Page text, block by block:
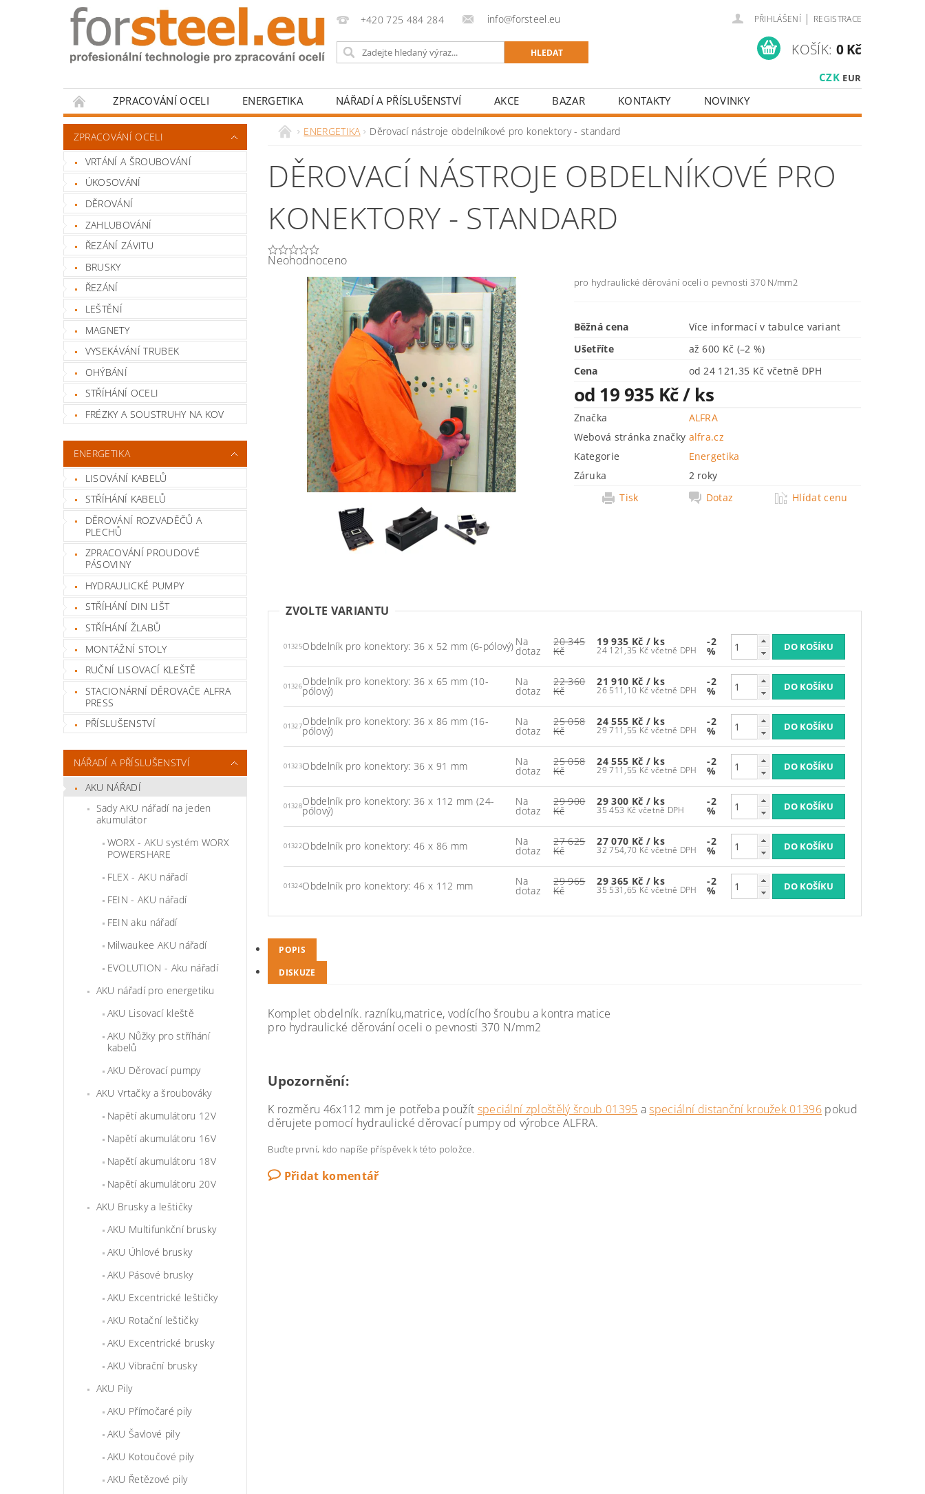
+420 725 484 284 info@forsteel.eu PŘIHLÁŠENÍ | REGISTRACE
CZK EUR
KOŠÍK: 0 Kč
ZPRACOVÁNÍ OCELI ENERGETIKA NÁŘADÍ A PŘÍSLUŠENSTVÍ AKCE BAZAR KONTAKTY
NOVINKY
HODNOCENÍ OBCHODU
ZPRACOVÁNÍ OCELI
VRTÁNÍ A ŠROUBOVÁNÍ
ÚKOSOVÁNÍ
DĚROVÁNÍ
ZAHLUBOVÁNÍ
ŘEZÁNÍ ZÁVITU
BRUSKY
ŘEZÁNÍ
LEŠTĚNÍ
MAGNETY
VYSEKÁVÁNÍ TRUBEK
OHÝBÁNÍ
STŘÍHÁNÍ OCELI
FRÉZKY A SOUSTRUHY NA KOV
ENERGETIKA
LISOVÁNÍ KABELŮ
STŘÍHÁNÍ KABELŮ
DĚROVÁNÍ ROZVADĚČŮ A
PLECHŮ
ZPRACOVÁNÍ PROUDOVÉ
PÁSOVINY
HYDRAULICKÉ PUMPY
STŘÍHÁNÍ DIN LIŠT
STŘÍHÁNÍ ŽLABŮ
MONTÁŽNÍ STOLY
RUČNÍ LISOVACÍ KLEŠTĚ
STACIONÁRNÍ DĚROVAČE ALFRA
PRESS
PŘÍSLUŠENSTVÍ
NÁŘADÍ A PŘÍSLUŠENSTVÍ
AKU NÁŘADÍ
Sady AKU nářadí na jeden
akumulátor
WORX - AKU systém WORX
POWERSHARE
FLEX - AKU nářadí
FEIN - AKU nářadí
FEIN aku nářadí
Milwaukee AKU nářadí
EVOLUTION - Aku nářadí
AKU nářadí pro energetiku
AKU Lisovací kleště
AKU Nůžky pro stříhání
kabelů
AKU Děrovací pumpy
AKU Vrtačky a šroubováky
Napětí akumulátoru 12V
Napětí akumulátoru 16V
Napětí akumulátoru 18V
Napětí akumulátoru 20V
AKU Brusky a leštičky
AKU Multifunkční brusky
AKU Úhlové brusky
AKU Pásové brusky
AKU Excentrické leštičky
AKU Rotační leštičky
AKU Excentrické brusky
AKU Vibrační brusky
AKU Pily
AKU Přímočaré pily
AKU Šavlové pily
AKU Kotoučové pily
AKU Řetězové pily
ENERGETIKA Děrovací nástroje obdelníkové pro konektory - standard
DĚROVACÍ NÁSTROJE OBDELNÍKOVÉ PRO
KONEKTORY - STANDARD
Neohodnoceno
pro hydraulické děrování oceli o pevnosti 370 N/mm2
Běžná cena
Více informací v tabulce variant
Ušetříte
až600 Kč (–2 %)
Cena
od 24 121,35 Kč včetně DPH
od 19 935 Kč/ ks
Značka
ALFRA
Webová stránka značky alfra.cz
Kategorie
Energetika
Záruka
2 roky
Tisk
Dotaz Hlídat cenu
ZVOLTE VARIANTU
01325Obdelník pro konektory: 36 x 52 mm (6-pólový) Na
dotaz
20 345
Kč
19 935 Kč / ks
24 121,35 Kč včetně DPH
-2
%
01326Obdelník pro konektory: 36 x 65 mm (10-
pólový)
Na
dotaz
22 360
Kč
21 910 Kč / ks
26 511,10 Kč včetně DPH
-2
%
01327Obdelník pro konektory: 36 x 86 mm (16-
pólový)
Na
dotaz
25 058
Kč
24 555 Kč / ks
29 711,55 Kč včetně DPH
-2
%
01323Obdelník pro konektory: 36 x 91 mm Na
dotaz
25 058
Kč
24 555 Kč / ks
29 711,55 Kč včetně DPH
-2
%
01328Obdelník pro konektory: 36 x 112 mm (24-
pólový)
Na
dotaz
29 900
Kč
29 300 Kč / ks
35 453 Kč včetně DPH
-2
%
01322Obdelník pro konektory: 46 x 86 mm Na
dotaz
27 625
Kč
27 070 Kč / ks
32 754,70 Kč včetně DPH
-2
%
01324Obdelník pro konektory: 46 x 112 mm Na
dotaz
29 965
Kč
29 365 Kč / ks
35 531,65 Kč včetně DPH
-2
%
POPIS
DISKUZE
Komplet obdelník. razníku,matrice, vodícího šroubu a kontra matice
pro hydraulické děrování oceli o pevnosti 370 N/mm2
Upozornění:
K rozměru 46x112 mm je potřeba použít speciální zploštělý šroub 01395 aspeciální distanční kroužek 01396 pokud
děrujete pomocí hydraulické děrovací pumpy od výrobce ALFRA.
Buďte první, kdo napíše příspěvek k této položce.
Přidat komentář